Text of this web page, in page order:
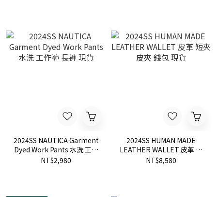
2024SS NAUTICA Garment
Dyed Work Pants 水洗 工作
褲 長褲 現貨
NT$2,980
2024SS HUMAN MADE
LEATHER WALLET 皮革 短
夾 皮夾 錢包 現貨
NT$8,580